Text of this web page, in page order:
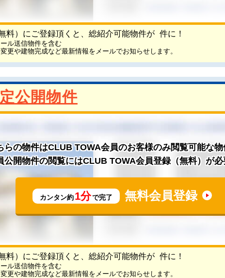
料）にご登録頂くと、総紹介可能物件が 件に！
ル送信物件を含む
更や建物完成など最新情報をメールでお知らせします。
公開物件
らの物件はCLUB TOWA会員のお客様のみ閲覧可能な物
公開物件の閲覧にはCLUB TOWA会員登録（無料）が必
1分 無料会員登録
料）にご登録頂くと、総紹介可能物件が 件に！
ル送信物件を含む
更や建物完成など最新情報をメールでお知らせします。